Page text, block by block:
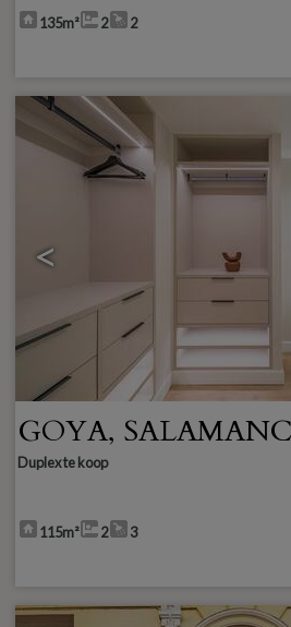
135m² 2 2
<
GOYA,
Duplex te koop
115m² 2 3